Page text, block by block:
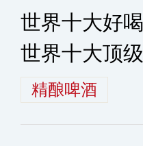
世界十大好
世界十大顶
精酿啤酒